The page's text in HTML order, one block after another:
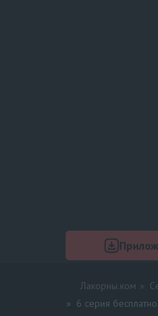
Лакорны.ком
6 серия